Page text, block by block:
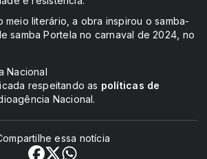
meio literário, a obra inspirou o samba-
samba Portela no carnaval de 2024, no
Nacional
respeitando as políticas de
Nacional.
essa notícia